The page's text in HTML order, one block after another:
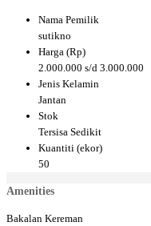
Nama Pemilik
sutikno
Harga (Rp)
2.000.000 s/d 3.000.000
Jenis Kelamin
Jantan
Stok
Tersisa Sedikit
Kuantiti (ekor)
50
Amenities
Bakalan Kereman